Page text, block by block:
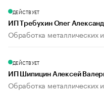
ДЕЙСТВУЕТ
ИП Требухин Олег
Обработка металлических
ДЕЙСТВУЕТ
ИП Шипицин Алексей
Обработка металлических